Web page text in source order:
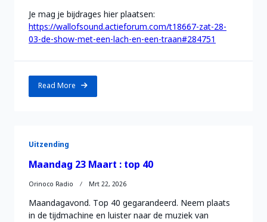
Je mag je bijdrages hier plaatsen:
https://wallofsound.actieforum.com/t18667-zat-28-
03-de-show-met-een-lach-en-een-traan#284751
Read More
Uitzending
Maandag 23 Maart : top 40
Orinoco Radio Mrt 22, 2026
Maandagavond. Top 40 gegarandeerd. Neem plaats
in de tijdmachine en luister naar de muziek van